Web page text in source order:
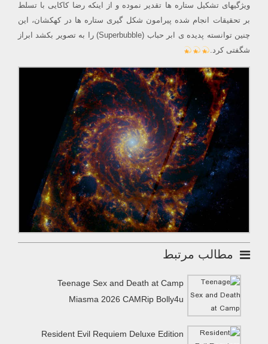
ویژگیهای تشکیل ستاره ها تقدیر نموده و از اینکه رضا کاکایی با تسلط
بر تحقیقات انجام شده پیرامون شکل گیری ستاره ها در کهکشان، این
چنین توانسته پدیده ی ابر حباب (Superbubble) را به تصویر بکشد ابراز
شگفتی کرد.
مطالب مرتبط
Teenage Sex and Death at Camp
Miasma 2026 CAMRip Bolly4u
Resident Evil Requiem Deluxe Edition